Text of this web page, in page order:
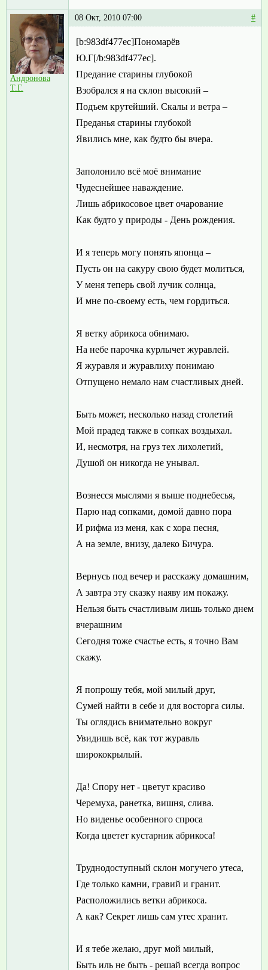
Андронова
Т.Г.
08 Окт, 2010 07:00 #
[b:983df477ec]Пономарёв
Ю.Г[/b:983df477ec].
Предание старины глубокой
Взобрался я на склон высокий –
Подъем крутейший. Скалы и ветра –
Преданья старины глубокой
Явились мне, как будто бы вчера.
Заполонило всё моё внимание
Чудеснейшее наваждение.
Лишь абрикосовое цвет очарование
Как будто у природы - День рождения.
И я теперь могу понять японца –
Пусть он на сакуру свою будет молиться,
У меня теперь свой лучик солнца,
И мне по-своему есть, чем гордиться.
Я ветку абрикоса обнимаю.
На небе парочка курлычет журавлей.
Я журавля и журавлиху понимаю
Отпущено немало нам счастливых дней.
Быть может, несколько назад столетий
Мой прадед также в сопках воздыхал.
И, несмотря, на груз тех лихолетий,
Душой он никогда не унывал.
Вознесся мыслями я выше поднебесья,
Парю над сопками, домой давно пора
И рифма из меня, как с хора песня,
А на земле, внизу, далеко Бичура.
Вернусь под вечер и расскажу домашним,
А завтра эту сказку наяву им покажу.
Нельзя быть счастливым лишь только днем
вчерашним
Сегодня тоже счастье есть, я точно Вам
скажу.
Я попрошу тебя, мой милый друг,
Сумей найти в себе и для восторга силы.
Ты оглядись внимательно вокруг
Увидишь всё, как тот журавль
ширококрылый.
Да! Спору нет - цветут красиво
Черемуха, ранетка, вишня, слива.
Но виденье особенного спроса
Когда цветет кустарник абрикоса!
Труднодоступный склон могучего утеса,
Где только камни, гравий и гранит.
Расположились ветки абрикоса.
А как? Секрет лишь сам утес хранит.
И я тебе желаю, друг мой милый,
Быть иль не быть - решай всегда вопрос